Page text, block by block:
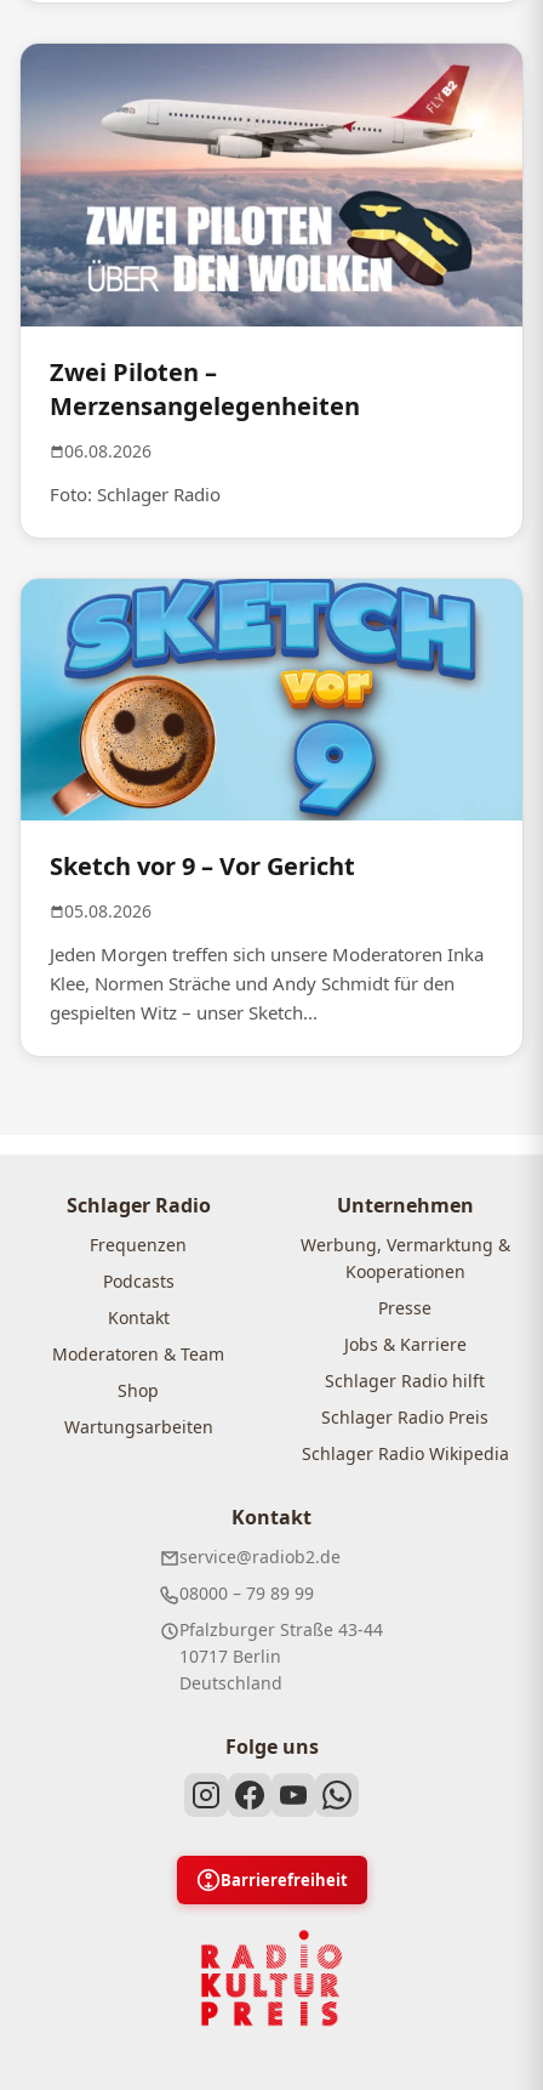
Zwei Piloten –
Merzensangelegenheiten
06.08.2026
Foto: Schlager Radio
Sketch vor 9 – Vor Gericht
05.08.2026
Jeden Morgen treffen sich unsere Moderatoren Inka
Klee, Normen Sträche und Andy Schmidt für den
gespielten Witz – unser Sketch...
Schlager Radio
Frequenzen
Podcasts
Kontakt
Moderatoren & Team
Shop
Wartungsarbeiten
Unternehmen
Werbung, Vermarktung &
Kooperationen
Presse
Jobs & Karriere
Schlager Radio hilft
Schlager Radio Preis
Schlager Radio Wikipedia
Kontakt
service@radiob2.de
08000 – 79 89 99
Pfalzburger Straße 43-44
10717 Berlin
Deutschland
Folge uns
Barrierefreiheit